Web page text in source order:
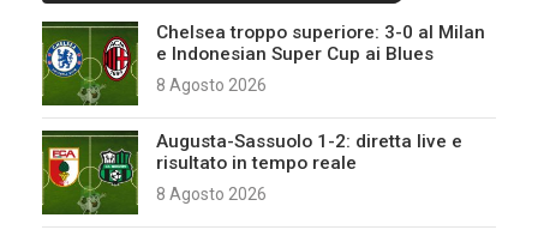
Chelsea troppo superiore: 3-0 al Milan
e Indonesian Super Cup ai Blues
8 Agosto 2026
Augusta-Sassuolo 1-2: diretta live e
risultato in tempo reale
8 Agosto 2026